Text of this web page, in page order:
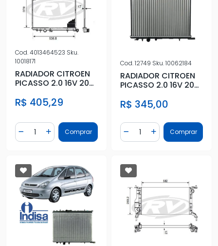
Cod.4013464523 Sku.
10018171
RADIADOR CITROEN
PICASSO 2.0 16V 2001
R$ 405,29
Diminuir Quantidade
Quantidade
Adicionar Quantidade
Comprar
Cod.12749 Sku.10062184
RADIADOR CITROEN
PICASSO 2.0 16V 2001
R$ 345,00
Diminuir Quantidade
Quantidade
AdicionarComprar